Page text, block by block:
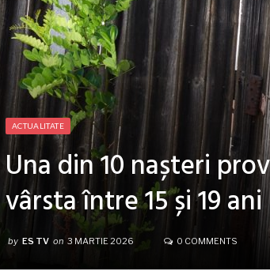
ACTUALITATE
Una din 10 nașteri
vârsta între 15 și 19 ani
by ES TV on 3 MARTIE 2026 0 COMMENTS